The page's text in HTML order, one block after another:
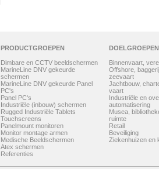
PRODUCTGROEPEN
Dimbare en CCTV beeldschermen
MarineLine DNV gekeurde
schermen
MarineLine DNV gekeurde Panel
PC's
Panel PC's
Industriële (inbouw) schermen
Rugged Industriële Tablets
Touchscreens
Panelmount monitoren
Monitor montage armen
Medische Beeldschermen
Atex schermen
Referenties
DOELGROEPEN
Binnenvaart,
Offshore,
zeevaart
Jachtbouw,
vaart
Industriële en
automatisering
Musea,
ruimte
Retail
Beveiliging
Ziekenhuizen en